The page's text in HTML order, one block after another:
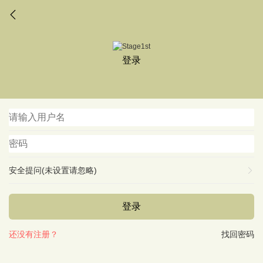
登录
安全提问(未设置请忽略)
登录
找回密码
还没有注册？